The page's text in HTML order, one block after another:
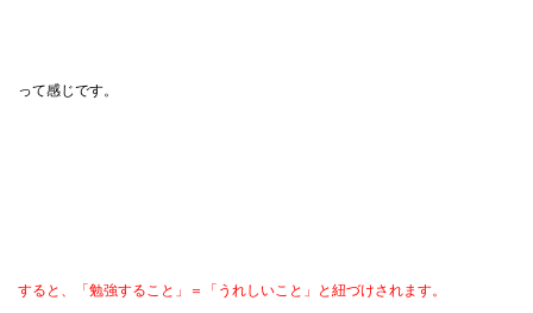
って感じです。
すると、「勉強すること」＝「うれしいこと」と紐づけされます。